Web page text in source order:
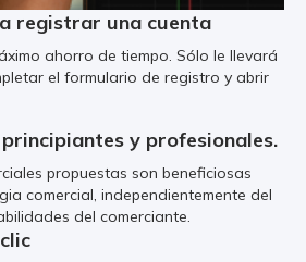
registrar una cuenta
ahorro de tiempo. Sólo le llevará
el formulario de registro y abrir
y profesionales.
propuestas son beneficiosas
comercial, independientemente del
del comerciante.